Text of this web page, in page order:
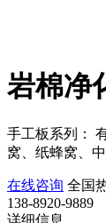
岩棉净
手工板系列：
窝、纸蜂窝、
在线咨询 全国
138-8920-9889